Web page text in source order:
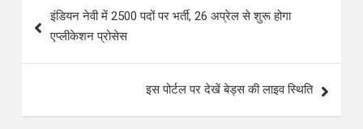
इंडियन नेवी में 2500 पदों पर भर्ती, 26 अप्रेल से शुरू होगा
एप्लीकेशन प्रोसेस
इस पोर्टल पर देखें बेड्स की लाइव स्थिति